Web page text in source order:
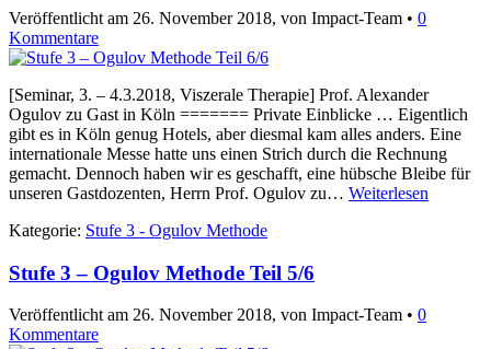
Veröffentlicht am 26. November 2018, von Impact-Team • 0
Kommentare
[Seminar, 3. – 4.3.2018, Viszerale Therapie] Prof. Alexander
Ogulov zu Gast in Köln ======= Private Einblicke … Eigentlich
gibt es in Köln genug Hotels, aber diesmal kam alles anders. Eine
internationale Messe hatte uns einen Strich durch die Rechnung
gemacht. Dennoch haben wir es geschafft, eine hübsche Bleibe für
unseren Gastdozenten, Herrn Prof. Ogulov zu… Weiterlesen
Kategorie: Stufe 3 - Ogulov Methode
Stufe 3 – Ogulov Methode Teil 5/6
Veröffentlicht am 26. November 2018, von Impact-Team • 0
Kommentare